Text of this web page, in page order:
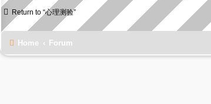
Return to “心理测验”
Home Forum